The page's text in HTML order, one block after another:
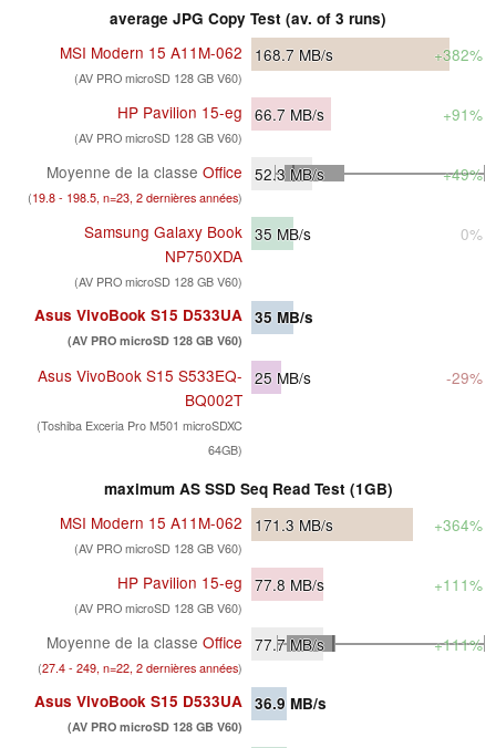
average JPG Copy Test (av. of 3 runs)
MSI Modern 15 A11M-062
(AV PRO microSD 128 GB V60)
168.7 MB/s +382%
HP Pavilion 15-eg
(AV PRO microSD 128 GB V60)
66.7 MB/s +91%
Moyenne de la classe Office
(19.8 - 198.5, n=23, 2 dernières années)
52.3 MB/s +49%
Samsung Galaxy Book
NP750XDA
(AV PRO microSD 128 GB V60)
35 MB/s 0%
Asus VivoBook S15 D533UA
(AV PRO microSD 128 GB V60)
35 MB/s
Asus VivoBook S15 S533EQ-
BQ002T
(Toshiba Exceria Pro M501 microSDXC
64GB)
25 MB/s -29%
maximum AS SSD Seq Read Test (1GB)
MSI Modern 15 A11M-062
(AV PRO microSD 128 GB V60)
171.3 MB/s +364%
HP Pavilion 15-eg
(AV PRO microSD 128 GB V60)
77.8 MB/s +111%
Moyenne de la classe Office
(27.4 - 249, n=22, 2 dernières années)
77.7MB/s +111%
Asus VivoBook S15 D533UA
(AV PRO microSD 128 GB V60)
36.9 MB/s